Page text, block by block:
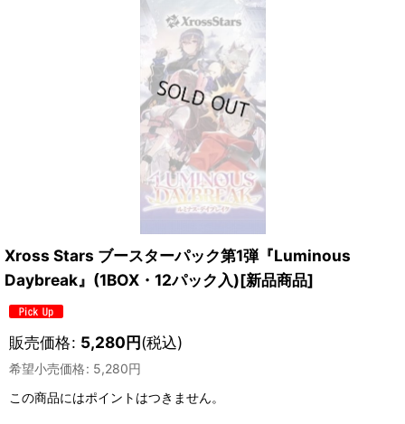
Xross Stars ブースターパック第1弾『Luminous
Daybreak』(1BOX・12パック入)[新品商品]
販売価格: 5,280円(税込)
希望小売価格: 5,280円
この商品にはポイントはつきません。